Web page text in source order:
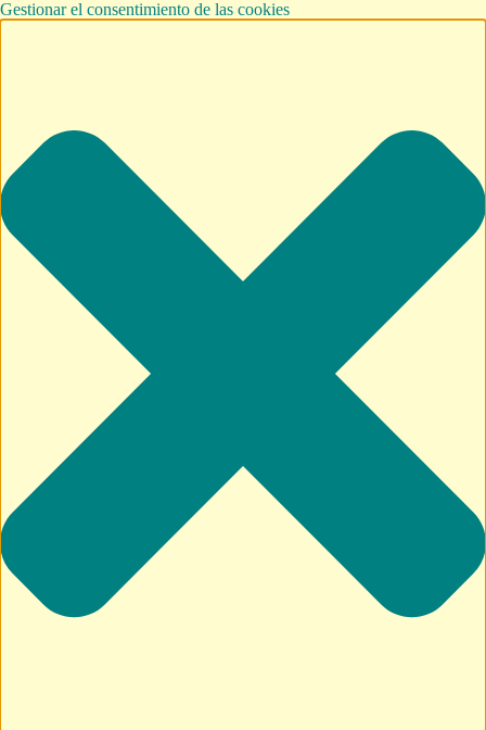
Gestionar el consentimiento de las cookies